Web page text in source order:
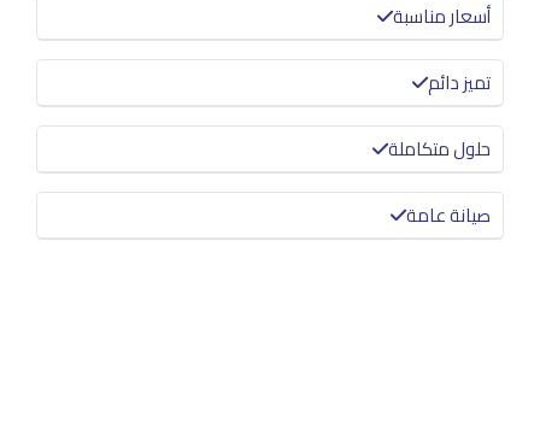
أسعار مناسبة
تميز دائم
حلول متكاملة
صيانة عامة